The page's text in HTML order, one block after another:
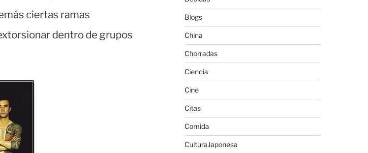
ciertas ramas
dentro de grupos
Blogs
China
Chorradas
Ciencia
Cine
Citas
Comida
CulturaJaponesa